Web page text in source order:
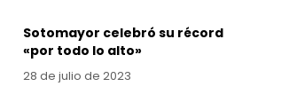
Sotomayor celebró su récord
«por todo lo alto»
28 de julio de 2023